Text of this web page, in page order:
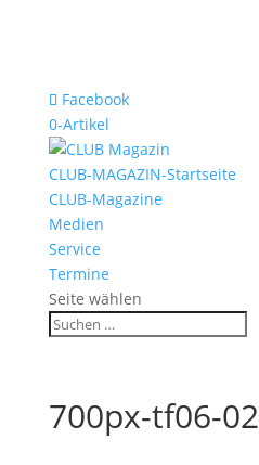
Facebook
0-Artikel
CLUB-MAGAZIN-Startseite
CLUB-Magazine
Medien
Service
Termine
Seite wählen
700px-tf06-02